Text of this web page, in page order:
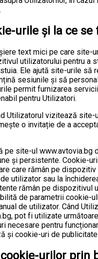
urile și la ce se
text mici pe care site-
utilizatorului pentru a
Ele ajută site-urile să
sesiunile și să
permit furnizarea
pentru Utilizatori.
Utilizatorul vizitează site-
o invitație de a
pe site-ul www.avtovia.bg
și persistente. Cookie-
care rămân pe dispozitiv
utilizator sau la
rămân pe dispozitivul
de parametrii cookie-
de utilizator. Când
pot fi utilizate
necesare pentru
și cookie-uri de publicitate.
urilor prin